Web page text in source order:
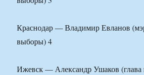
Краснодар — Владимир Евланов
выборы) 4
Ижевск — Александр Ушаков